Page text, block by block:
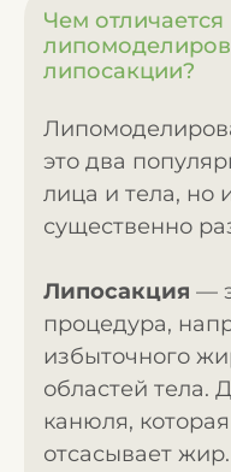
Чем отличается
липосакции?
это два
лица и тела, но
существенно
Липосакция —
процедура,
избыточного
областей тела.
канюля,
отсасывает